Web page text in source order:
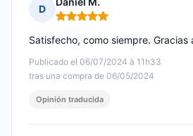
D
Nota: 5 de 5
Publicado el 06/07/2024 à 11h33
tras una compra de 06/05/2024
Satisfecho, como siempre. Gracias
Opinión traducida